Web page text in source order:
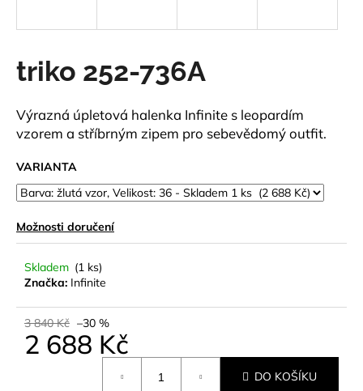
triko 252-736A
Výrazná úpletová halenka Infinite s leopardím
vzorem a stříbrným zipem pro sebevědomý outfit.
VARIANTA
Možnosti doručení
Skladem (1 ks)
Značka: Infinite
3 840 Kč –30 %
2 688 Kč
DO KOŠÍKU
í
t
?
HLEDAT
D
o
o